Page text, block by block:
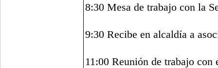
8:30 Mesa de trabajo con la
9:30 Recibe en alcaldía a
11:00 Reunión de trabajo